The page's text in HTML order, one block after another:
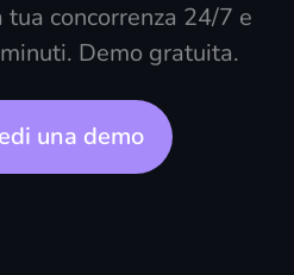
concorrenza 24/7 e
Demo gratuita.
una demo